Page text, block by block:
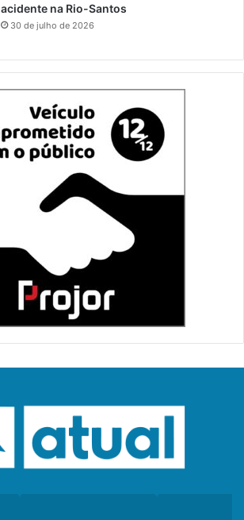
acidente na Rio-Santos
30 de julho de 2026